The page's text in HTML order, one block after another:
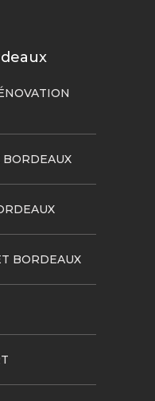
BORDEAUX